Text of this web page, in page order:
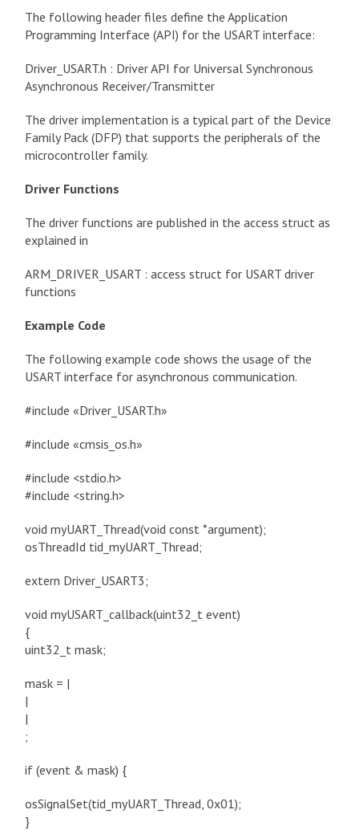
The following header files define the Application
Programming Interface (API) for the USART interface:
Driver_USART.h : Driver API for Universal Synchronous
Asynchronous Receiver/Transmitter
The driver implementation is a typical part of the Device
Family Pack (DFP) that supports the peripherals of the
microcontroller family.
Driver Functions
The driver functions are published in the access struct as
explained in
ARM_DRIVER_USART : access struct for USART driver
functions
Example Code
The following example code shows the usage of the
USART interface for asynchronous communication.
#include «Driver_USART.h»
#include «cmsis_os.h»
#include <stdio.h>
#include <string.h>
void myUART_Thread(void const *argument);
osThreadId tid_myUART_Thread;
extern Driver_USART3;
void myUSART_callback(uint32_t event)
{
uint32_t mask;
mask = |
|
|
;
if (event & mask) {
osSignalSet(tid_myUART_Thread, 0x01);
}